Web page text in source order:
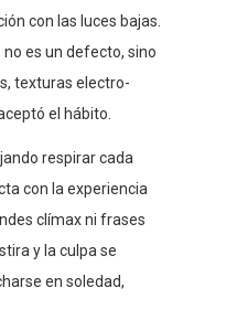
con las luces bajas.
es un defecto, sino
texturas electro-
el hábito.
respirar cada
con la experiencia
clímax ni frases
y la culpa se
en soledad,